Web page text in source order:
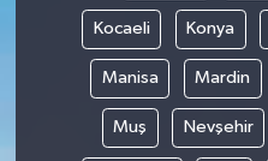
Kocaeli Konya
Manisa Mardin
Muş Nevşehir